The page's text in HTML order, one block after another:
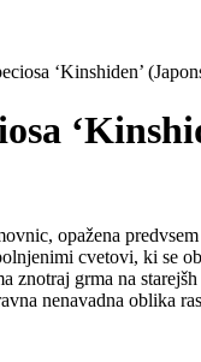
‘Kinshiden’
opažena
cvetovi, ki se
znotraj grma na
nenavadna oblika